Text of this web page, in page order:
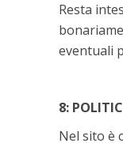
Resta
eventuali
8:
Nel sito è